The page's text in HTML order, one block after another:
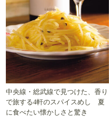
中央線・総武線で見つけた、香り
で旅する4軒のスパイスめし 夏
に食べたい懐かしさと驚き